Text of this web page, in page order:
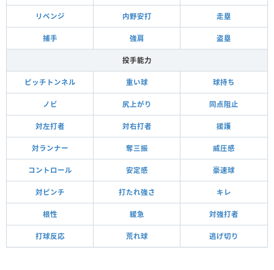
リベンジ 内野安打 走塁
捕手 強肩 盗塁
投手能力
ピッチトンネル 重い球 球持ち
ノビ 尻上がり 同点阻止
対左打者 対右打者 援護
対ランナー 奪三振 威圧感
コントロール 安定感 豪速球
対ピンチ 打たれ強さ キレ
根性 緩急 対強打者
打球反応 荒れ球 逃げ切り